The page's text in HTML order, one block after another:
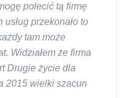
polecić tą firmę
przekonało to
tam może
Widziałem że firma
Drugie życie dla
2015 wielki szacun